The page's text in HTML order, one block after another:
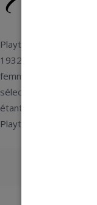
Playtex se distingue
1932. La lingerie
femmes. Toutes les
sélectionnées pour
étant élégance.
Playtex sans